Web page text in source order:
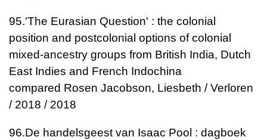
95.'The Eurasian Question' : the colonial
position and postcolonial options of colonial
mixed-ancestry groups from British India, Dutch
East Indies and French Indochina
compared Rosen Jacobson, Liesbeth / Verloren
/ 2018 / 2018
96.De handelsgeest van Isaac Pool : dagboek